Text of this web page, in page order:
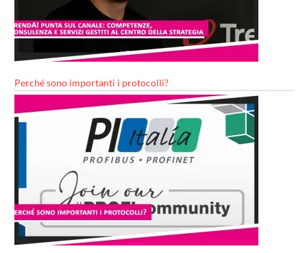
Perché sono importanti i protocolli?